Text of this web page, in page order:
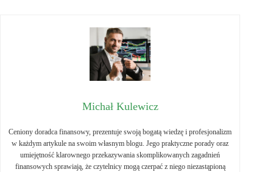
Michał Kulewicz
Ceniony doradca finansowy, prezentuje swoją bogatą wiedzę i profesjonalizm
w każdym artykule na swoim własnym blogu. Jego praktyczne porady oraz
umiejętność klarownego przekazywania skomplikowanych zagadnień
finansowych sprawiają, że czytelnicy mogą czerpać z niego niezastąpioną